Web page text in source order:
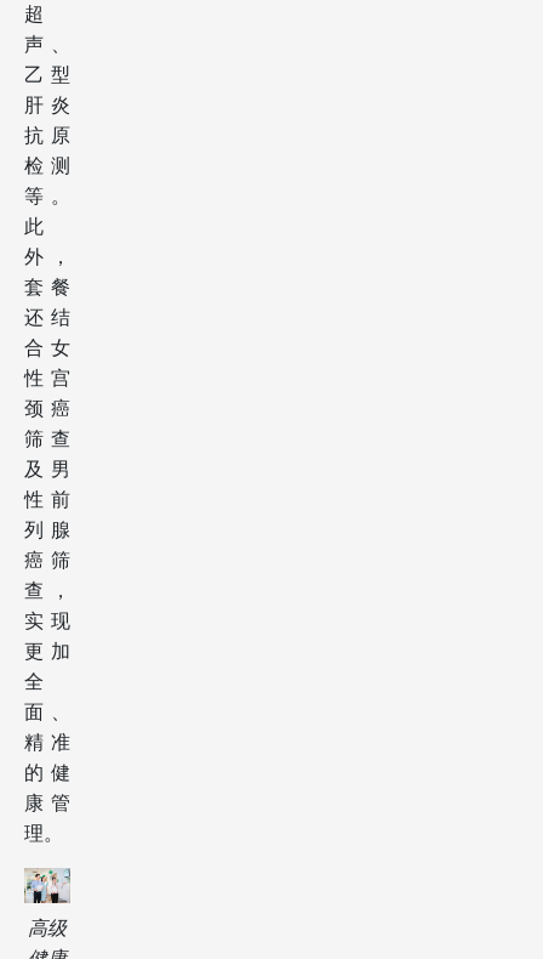
超
声、
乙型
肝炎
抗原
检测
等。
此
外，
套餐
还结
合女
性宫
颈癌
筛查
及男
性前
列腺
癌筛
查，
实现
更加
全
面、
精准
的健
康管
理。
高级